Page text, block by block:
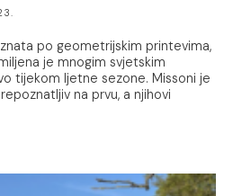
po geometrijskim printevima,
je mnogim svjetskim
tijekom ljetne sezone. Missoni je
na prvu, a njihovi